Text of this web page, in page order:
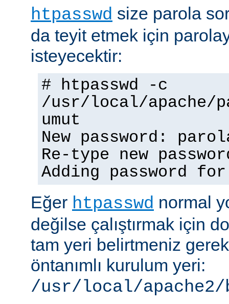
htpasswd size parola
da teyit etmek için
isteyecektir:
# htpasswd -c
/usr/local/apache/
umut
New password:
Re-type new
Adding password
Eğer htpasswd normal
değilse çalıştırmak için
tam yeri belirtmeniz
öntanımlı kurulum yeri:
/usr/local/apache2/